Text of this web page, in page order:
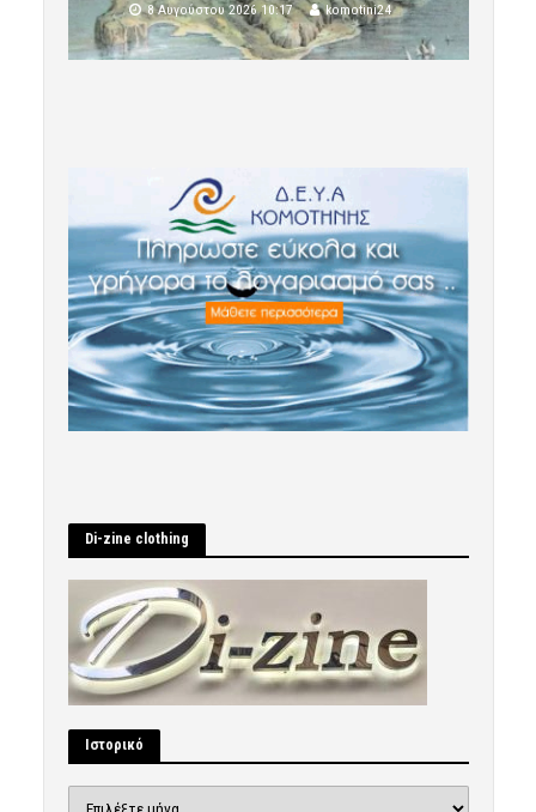
8 Αυγούστου 2026 10:17 komotini24
Di-zine clothing
Ιστορικό